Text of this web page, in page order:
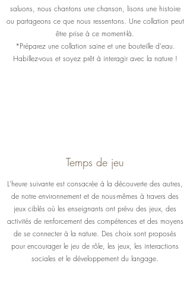
saluons, nous chantons une chanson, lisons une histoire
ou partageons ce que nous ressentons. Une collation peut
être prise à ce moment-là.
*Préparez une collation saine et une bouteille d'eau.
Habillez-vous et soyez prêt à interagir avec la nature !
Temps de jeu
L'heure suivante est consacrée à la découverte des autres,
de notre environnement et de nous-mêmes à travers des
jeux ciblés où les enseignants ont prévu des jeux, des
activités de renforcement des compétences et des moyens
de se connecter à la nature. Des choix sont proposés
pour encourager le jeu de rôle, les jeux, les interactions
sociales et le développement du langage.